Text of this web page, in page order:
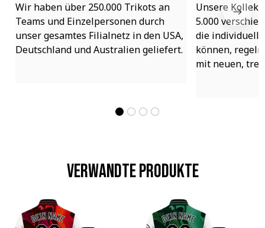
Wir haben über 250.000 Trikots an
Teams und Einzelpersonen durch
unser gesamtes Filialnetz in den USA,
Deutschland und Australien geliefert.
Unsere
5.000
die individuell
können,
mit neuen,
Verwandte Produkte